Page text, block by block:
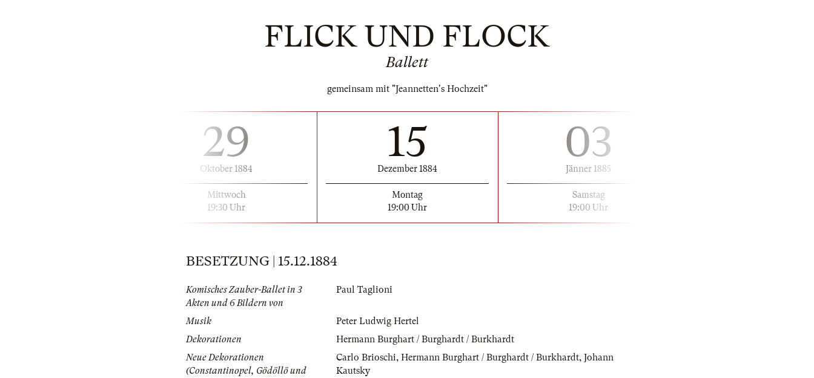
FLICK UND FLOCK
Ballett
gemeinsam mit "Jeannetten's Hochzeit"
29
Oktober 1884
Mittwoch
19:30 Uhr
15
Dezember 1884
Montag
19:00 Uhr
03
Jänner 1885
Samstag
19:00 Uhr
BESETZUNG | 15.12.1884
Komisches Zauber-Ballet in 3
Akten und 6 Bildern von
Paul Taglioni
Musik
Peter Ludwig Hertel
Dekorationen
Hermann Burghart / Burghardt / Burkhardt
Neue Dekorationen
(Constantinopel, Gödöllö und
Carlo Brioschi, Hermann Burghart / Burghardt / Burkhardt, Johann
Kautsky